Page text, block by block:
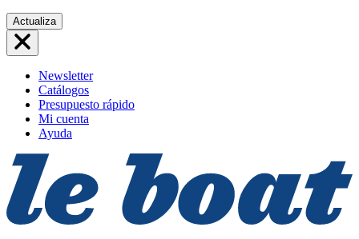
Saltar
al
contenido
Actualiza
Newsletter
Catálogos
Presupuesto rápido
Mi cuenta
Ayuda